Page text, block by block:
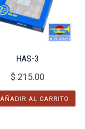
HAS-3
$ 215.00
AÑADIR AL CARRITO